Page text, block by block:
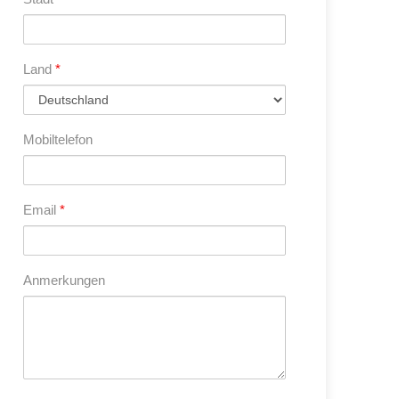
Land *
Mobiltelefon
Email *
Anmerkungen